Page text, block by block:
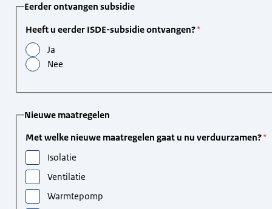
Eerder ontvangen subsidie
Heeft u eerder ISDE-subsidie ontvangen?
Ja
Nee
Nieuwe maatregelen
Met welke nieuwe maatregelen gaat u nu verduurzamen?
Isolatie
Ventilatie
Warmtepomp